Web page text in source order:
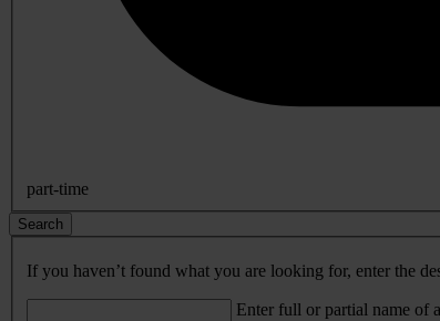
part-time
Search
If you haven’t found what you are looking for, enter the
Enter full or partial name of